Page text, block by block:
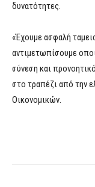
δυνατότητες.
«Έχουμε ασφαλή
αντιμετωπίσουμε
σύνεση και
στο τραπέζι από την
Οικονομικών.